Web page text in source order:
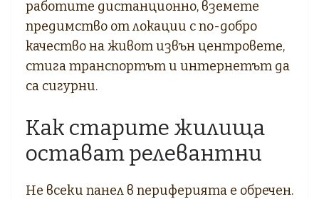
работите дистанционно, вземете
предимство от локации с по-добро
качество на живот извън центровете,
стига транспортът и интернетът да
са сигурни.
Как старите жилища
остават релевантни
Не всеки панел в периферията е обречен.